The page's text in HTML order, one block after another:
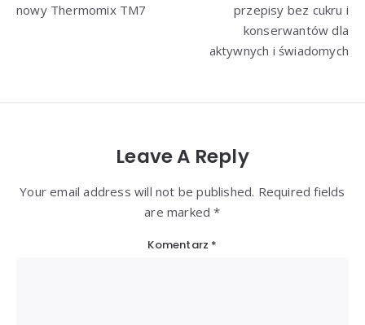
nowy Thermomix TM7
przepisy bez cukru i
konserwantów dla
aktywnych i świadomych
Leave A Reply
Your email address will not be published. Required fields
are marked *
Komentarz *